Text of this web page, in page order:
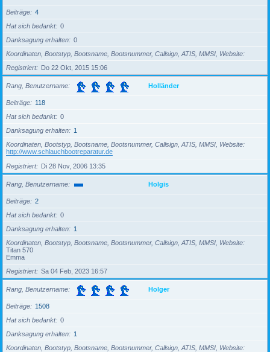
Beiträge
4
Hat sich bedankt
0
Danksagung erhalten
0
Koordinaten, Bootstyp, Bootsname, Bootsnummer, Callsign, ATIS, MMSI, Website
Registriert
Do 22 Okt, 2015 15:06
Rang, Benutzername Holländer
Beiträge
118
Hat sich bedankt
0
Danksagung erhalten
1
Koordinaten, Bootstyp, Bootsname, Bootsnummer, Callsign, ATIS, MMSI, Website
http://www.schlauchbootreparatur.de
Registriert
Di 28 Nov, 2006 13:35
Rang, Benutzername Holgis
Beiträge
2
Hat sich bedankt
0
Danksagung erhalten
1
Koordinaten, Bootstyp, Bootsname, Bootsnummer, Callsign, ATIS, MMSI, Website
Titan 570
Emma
Registriert
Sa 04 Feb, 2023 16:57
Rang, Benutzername Holger
Beiträge
1508
Hat sich bedankt
0
Danksagung erhalten
1
Koordinaten, Bootstyp, Bootsname, Bootsnummer, Callsign, ATIS, MMSI, Website